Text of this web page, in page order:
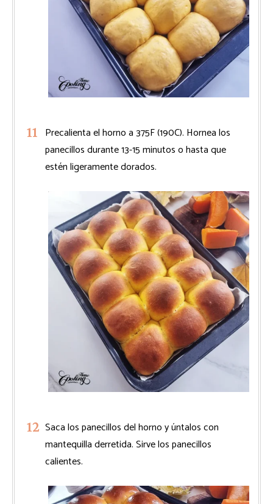
Precalienta el horno a 375F (190C). Hornea los
panecillos durante 13-15 minutos o hasta que
estén ligeramente dorados.
Saca los panecillos del horno y úntalos con
mantequilla derretida. Sirve los panecillos
calientes.